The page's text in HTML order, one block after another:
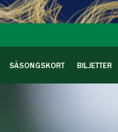
SÄSONGSKORT BILJETTER